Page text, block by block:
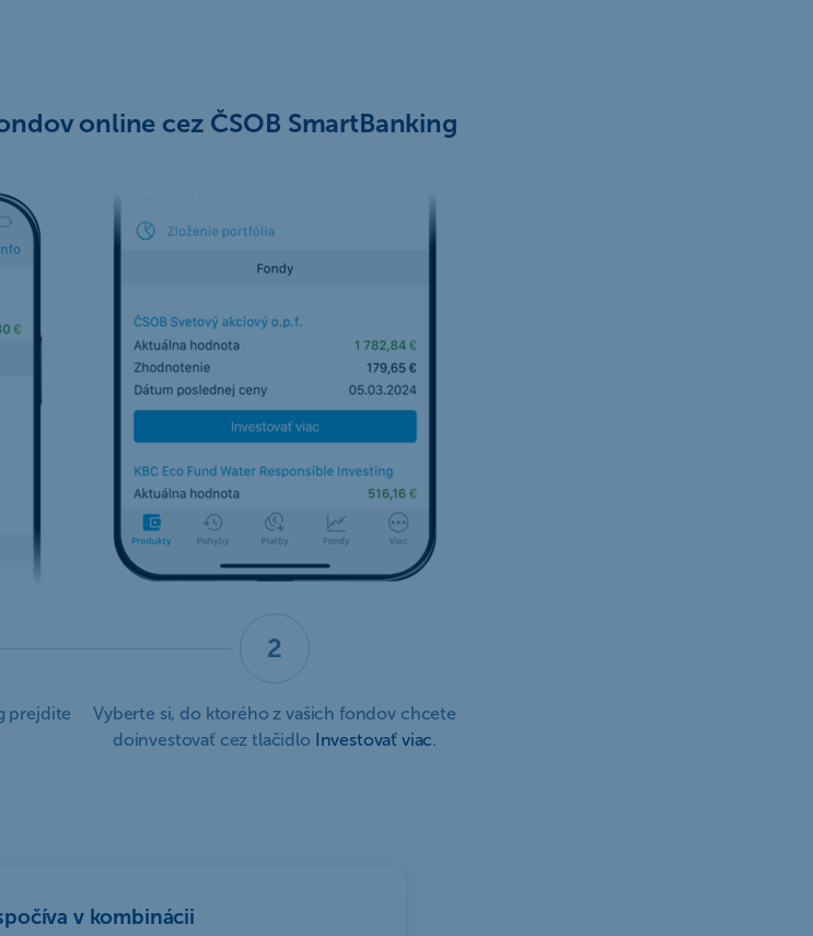
online cez ČSOB SmartBanking
prejdite
2
Vyberte si, do ktorého z vašich fondov chcete
doinvestovať cez tlačidlo Investovať viac.
v kombinácii